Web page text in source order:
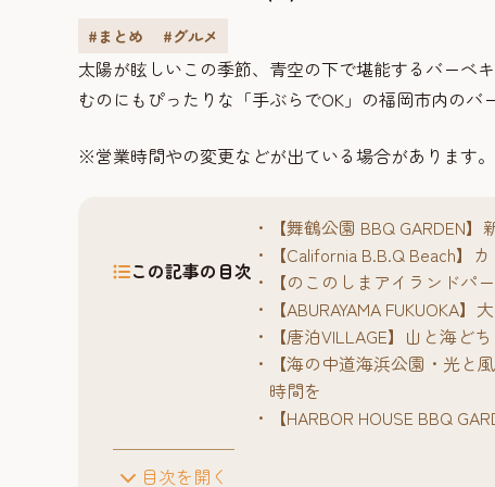
#まとめ #グルメ
太陽が眩しいこの季節、青空の下で堪能するバーベ
むのにもぴったりな「手ぶらでOK」の福岡市内のバ
※営業時間やの変更などが出ている場合があります
この記事の目次
目次を開く
【舞鶴公園 BBQ GARDEN
【California B.B.Q Beach】
【のこのしまアイランドパ
【ABURAYAMA FUKUOKA
【唐泊VILLAGE】山と海ど
【海の中道海浜公園・光と
時間を
【HARBOR HOUSE BBQ